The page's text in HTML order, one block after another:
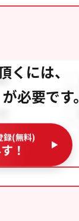
くには、
が必要です。
録(無料)
！